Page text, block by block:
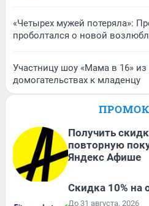
«Четырех мужей потеряла»:
проболтался о новой
Участницу шоу «Мама в 16»
домогательствах к младенцу
Получить
повторную
Яндекс Афише
Скидка 10% на
До 31 августа, 2026